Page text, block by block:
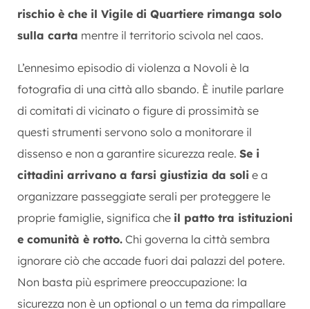
rischio è che il Vigile di Quartiere rimanga solo
sulla carta mentre il territorio scivola nel caos.
L’ennesimo episodio di violenza a Novoli è la
fotografia di una città allo sbando. È inutile parlare
di comitati di vicinato o figure di prossimità se
questi strumenti servono solo a monitorare il
dissenso e non a garantire sicurezza reale. Se i
cittadini arrivano a farsi giustizia da soli e a
organizzare passeggiate serali per proteggere le
proprie famiglie, significa che il patto tra istituzioni
e comunità è rotto. Chi governa la città sembra
ignorare ciò che accade fuori dai palazzi del potere.
Non basta più esprimere preoccupazione: la
sicurezza non è un optional o un tema da rimpallare